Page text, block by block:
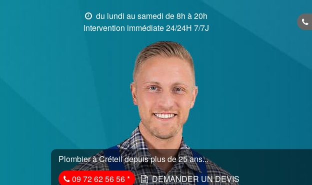
du lundi au samedi de 8h à 20h
Intervention immédiate 24/24H 7/7J
Plombier à Créteil depuis plus de 25 ans...
09 72 62 56 56* DEMANDER UN DEVIS